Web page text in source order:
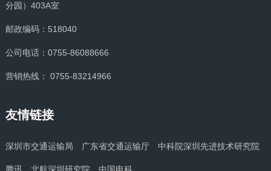
分园）403A室
邮政编码：518040
公司电话：0755-86088666
营销热线： 0755-83214966
友情链接
深圳市交通运输局 广东省交通运输厅 中科院深圳先进技术研究院